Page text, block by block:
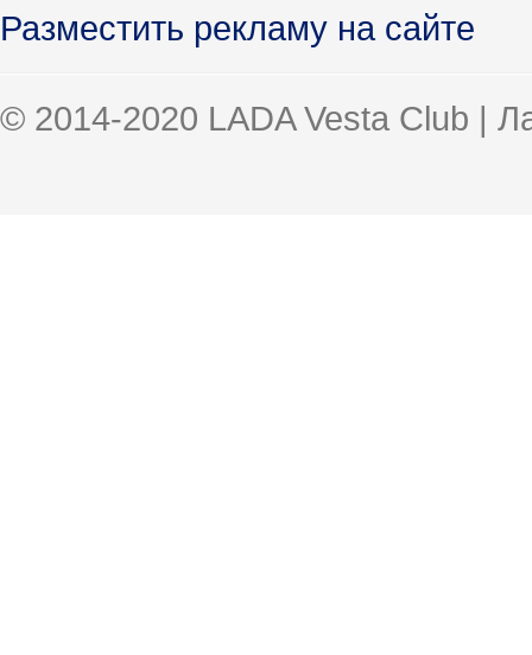
Разместить рекламу на сайте
© 2014-2020 LADA Vesta Club |